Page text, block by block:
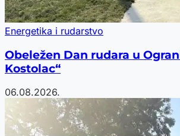
Energetika i rudarstvo
Obeležen Dan rudara u
Kostolac“
06.08.2026.